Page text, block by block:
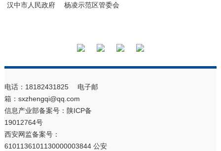
汉中市人民政府 杨凌示范区管委会
电话：18182431825 电子邮
箱：sxzhengqi@qq.com
信息产业部备案号： 陕ICP备
19012764号
西安网监备案号：
6101136101130000003844 公安